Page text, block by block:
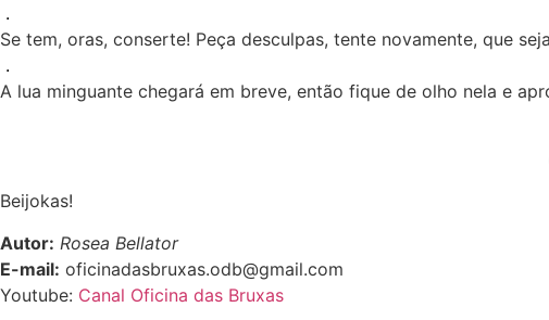
.
Se tem, oras, conserte! Peça desculpas, tente novamente, que
.
A lua minguante chegará em breve, então fique de olho nela e
Beijokas!
Autor: Rosea Bellator
E-mail: oficinadasbruxas.odb@gmail.com
Youtube: Canal Oficina das Bruxas